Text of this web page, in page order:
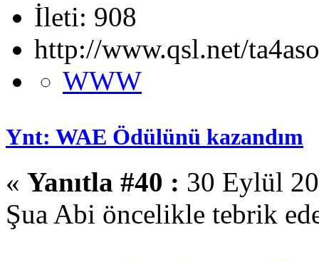
İleti: 908
http://www.qsl.net/
WWW
Ynt: WAE Ödülünü kazandım
« Yanıtla #40 : 30 Eylül
Şua Abi öncelikle tebrik